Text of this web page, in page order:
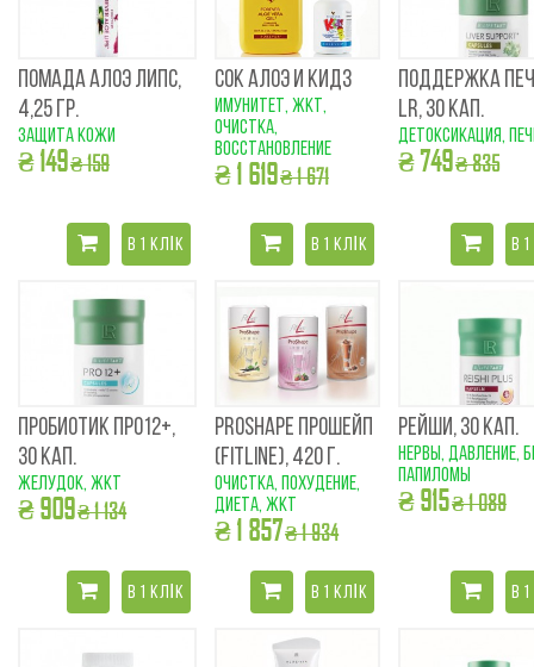
ПОМАДА АЛОЭ ЛИПС,
4,25 ГР.
защита кожи
₴ 149₴ 159
В 1 КЛІК
СОК АЛОЭ И КИДЗ
имунитет, ЖКТ,
очистка,
восстановление
₴ 1 619₴ 1 671
В 1 КЛІК
ПОДДЕРЖКА
LR, 30 КАП.
детоксикация,
₴ 749₴ 835
В
ПРОБИОТИК ПРО12+,
30 КАП.
желудок, жкт
₴ 909₴ 1 134
В 1 КЛІК
PROSHAPE ПРОШЕЙП
(FITLINE), 420 Г.
очистка, похудение,
диета, ЖКТ
₴ 1 857₴ 1 934
В 1 КЛІК
РЕЙШИ, 30 КАП.
нервы, давление,
папиломы
₴ 915₴ 1 089
В